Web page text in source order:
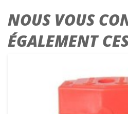
NOUS VOUS
ÉGALEMENT